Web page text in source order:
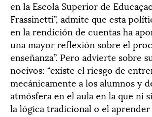
en la Escola Superior de
Frassinetti”, admite que esta
en la rendición de cuentas ha
una mayor reflexión sobre el
enseñanza”. Pero advierte sobre
nocivos: “existe el riesgo de
mecánicamente a los alumnos y
atmósfera en el aula en la que ni
la lógica tradicional o el aprender